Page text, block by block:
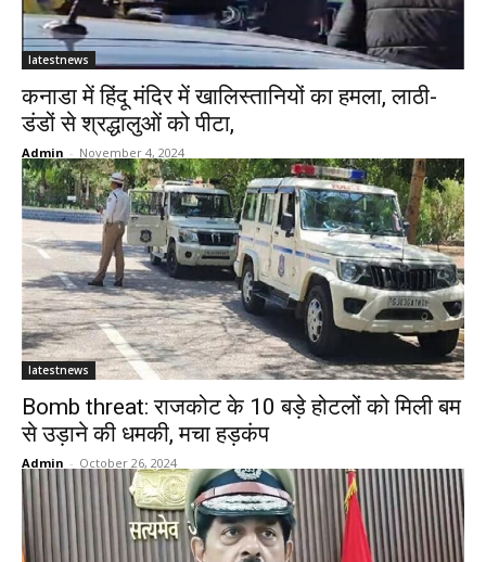
latestnews
कनाडा में हिंदू मंदिर में खालिस्तानियों का हमला, लाठी-
डंडों से श्रद्धालुओं को पीटा,
Admin - November 4, 2024
latestnews
Bomb threat: राजकोट के 10 बड़े होटलों को मिली बम
से उड़ाने की धमकी, मचा हड़कंप
Admin - October 26, 2024